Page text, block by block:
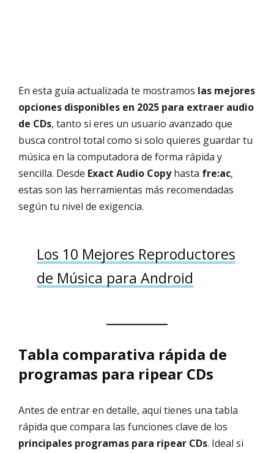
En esta guía actualizada te mostramos las mejores
opciones disponibles en 2025 para extraer audio
de CDs, tanto si eres un usuario avanzado que
busca control total como si solo quieres guardar tu
música en la computadora de forma rápida y
sencilla. Desde Exact Audio Copyhasta fre:ac,
estas son las herramientas más recomendadas
según tu nivel de exigencia.
Los 10 Mejores Reproductores
de Música para Android
Tabla comparativa rápida de
programas para ripear CDs
Antes de entrar en detalle, aquí tienes una tabla
rápida que compara las funciones clave de los
principales programas para ripear CDs. Ideal si